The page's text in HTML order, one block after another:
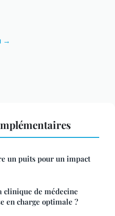
→
un puits pour un impact
clinique de médecine
en charge optimale ?